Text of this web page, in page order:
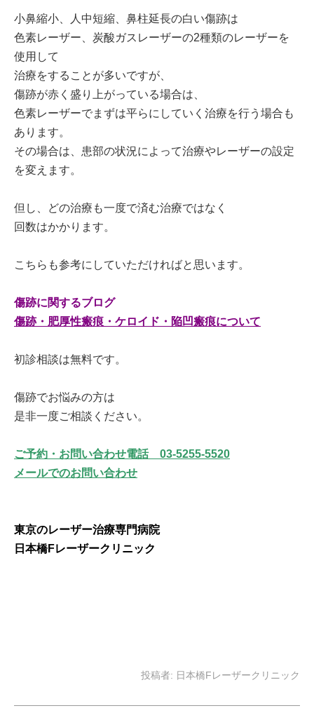
小鼻縮小、人中短縮、鼻柱延長の白い傷跡は
色素レーザー、炭酸ガスレーザーの2種類のレーザーを
使用して
治療をすることが多いですが、
傷跡が赤く盛り上がっている場合は、
色素レーザーでまずは平らにしていく治療を行う場合も
あります。
その場合は、患部の状況によって治療やレーザーの設定
を変えます。
但し、どの治療も一度で済む治療ではなく
回数はかかります。
こちらも参考にしていただければと思います。
傷跡に関するブログ
傷跡・肥厚性瘢痕・ケロイド・陥凹瘢痕について
初診相談は無料です。
傷跡でお悩みの方は
是非一度ご相談ください。
ご予約・お問い合わせ電話 03-5255-5520
メールでのお問い合わせ
東京のレーザー治療専門病院
日本橋Fレーザークリニック
投稿者: 日本橋Fレーザークリニック